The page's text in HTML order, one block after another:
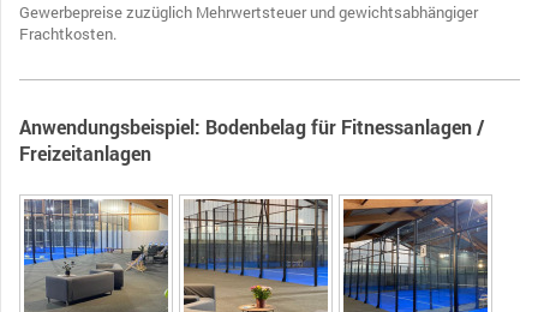
Gewerbepreise zuzüglich Mehrwertsteuer und gewichtsabhängiger
Frachtkosten .
Anwendungsbeispiel: Bodenbelag für Fitnessanlagen /
Freizeitanlagen